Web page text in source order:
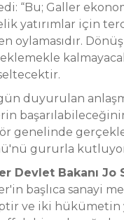
“Bu; Galler
yatırımlar için
oylamasıdır.
duyurulan
genelinde
gururla
Devlet Bakanı
başlıca sanayi
ve iki hükümetin